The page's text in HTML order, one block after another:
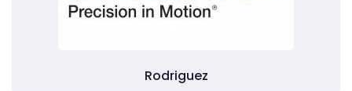
Rodriguez